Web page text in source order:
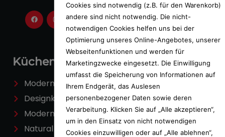
Küchen
Moderne Küchen
Designküchen
Modern Classic
Natural Living
Cookies sind notwendig (z.B. für den Warenkorb)
andere sind nicht notwendig. Die nicht-
notwendigen Cookies helfen uns bei der
Optimierung unseres Online-Angebotes, unserer
Webseitenfunktionen und werden für
Marketingzwecke eingesetzt. Die Einwilligung
umfasst die Speicherung von Informationen auf
Ihrem Endgerät, das Auslesen
personenbezogener Daten sowie deren
Verarbeitung. Klicken Sie auf „Alle akzeptieren“,
um in den Einsatz von nicht notwendigen
Cookies einzuwilligen oder auf „Alle ablehnen“,